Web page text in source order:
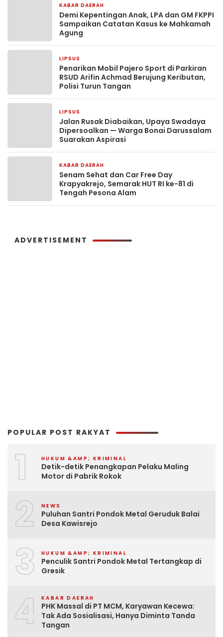
KABAR DAERAH
Demi Kepentingan Anak, LPA dan GM FKPPI
Sampaikan Catatan Kasus ke Mahkamah
Agung
LIPSUS
Penarikan Mobil Pajero Sport di Parkiran
RSUD Arifin Achmad Berujung Keributan,
Polisi Turun Tangan
LIPSUS
Jalan Rusak Diabaikan, Upaya Swadaya
Dipersoalkan — Warga Bonai Darussalam
Suarakan Aspirasi
KABAR DAERAH
Senam Sehat dan Car Free Day
Krapyakrejo, Semarak HUT RI ke-81 di
Tengah Pesona Alam
ADVERTISEMENT
POPULAR POST RAKYAT
1 HUKUM &AMP; KRIMINAL
Detik-detik Penangkapan Pelaku Maling
Motor di Pabrik Rokok
2 NEWS
Puluhan Santri Pondok Metal Geruduk Balai
Desa Kawisrejo
3 HUKUM &AMP; KRIMINAL
Penculik Santri Pondok Metal Tertangkap di
Gresik
4 KABAR DAERAH
PHK Massal di PT MCM, Karyawan Kecewa:
Tak Ada Sosialisasi, Hanya Diminta Tanda
Tangan